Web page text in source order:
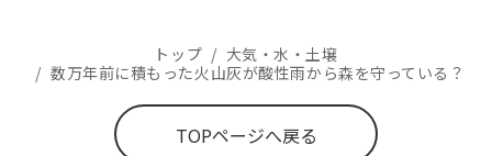
トップ / 大気・水・土壌
/ 数万年前に積もった火山灰が酸性雨から森を守っている？
TOPページへ戻る